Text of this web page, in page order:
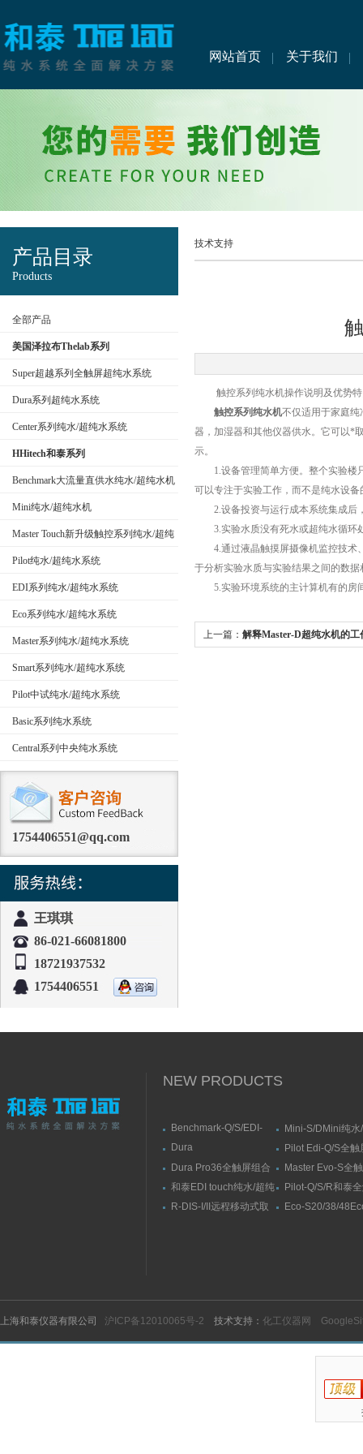
网站首页 关于我们
产品目录
Products
全部产品
美国泽拉布Thelab系列
Super超越系列全触屏超纯水系统
Dura系列超纯水系统
Center系列纯水/超纯水系统
HHitech和泰系列
Benchmark大流量直供水纯水/超纯水机
Mini纯水/超纯水机
Master Touch新升级触控系列纯水/超纯
水系统
Pilot纯水/超纯水系统
EDI系列纯水/超纯水系统
Eco系列纯水/超纯水系统
Master系列纯水/超纯水系统
Smart系列纯水/超纯水系统
Pilot中试纯水/超纯水系统
Basic系列纯水系统
Central系列中央纯水系统
1754406551@qq.com
王琪琪
86-021-66081800
18721937532
1754406551
技术支持
触控系列纯水机操作说明及优势特
触控系列纯水机不仅适用于家庭
器，加湿器和其他仪器供水。它可以*
示。
1.设备管理简单方便。整个实验楼只
可以专注于实验工作，而不是纯水设备
2.设备投资与运行成本系统集成后
3.实验水质没有死水或超纯水循环
4.通过液晶触摸屏摄像机监控技术、
于分析实验水质与实验结果之间的数据
5.实验环境系统的主计算机有的房
上一篇： 解释Master-D超纯水机的工
NEW PRODUCTS
Benchmark-Q/S/EDI-
直供水纯水/超纯水机
Mini-S/DMini纯水
水机
Dura
触屏智能型超纯水系统
Pilot Edi-Q/S全触
式纯水/超纯水系
Dura Pro36全触屏组合
式超纯水系统
Master Evo-S全
流量纯水/超纯水
和泰EDI touch纯水/超纯
水机
Pilot-Q/S/R和泰
纯水/超纯水机
R-DIS-I/II远程移动式取
Eco-S20/38/
上海和泰仪器有限公司 沪ICP备12010065号-2 技术支持： 化工仪器网